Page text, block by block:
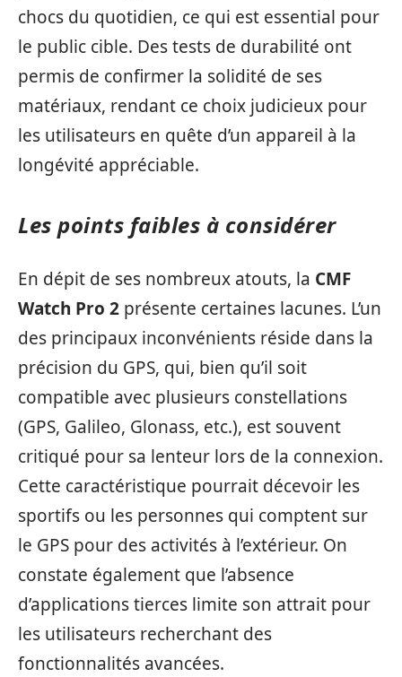
chocs du quotidien, ce qui est essential pour
le public cible. Des tests de durabilité ont
permis de confirmer la solidité de ses
matériaux, rendant ce choix judicieux pour
les utilisateurs en quête d’un appareil à la
longévité appréciable.
Les points faibles à considérer
En dépit de ses nombreux atouts, la CMF
Watch Pro 2 présente certaines lacunes. L’un
des principaux inconvénients réside dans la
précision du GPS, qui, bien qu’il soit
compatible avec plusieurs constellations
(GPS, Galileo, Glonass, etc.), est souvent
critiqué pour sa lenteur lors de la connexion.
Cette caractéristique pourrait décevoir les
sportifs ou les personnes qui comptent sur
le GPS pour des activités à l’extérieur. On
constate également que l’absence
d’applications tierces limite son attrait pour
les utilisateurs recherchant des
fonctionnalités avancées.